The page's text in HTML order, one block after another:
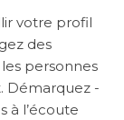
votre profil
des
personnes
Démarquez -
à l’écoute